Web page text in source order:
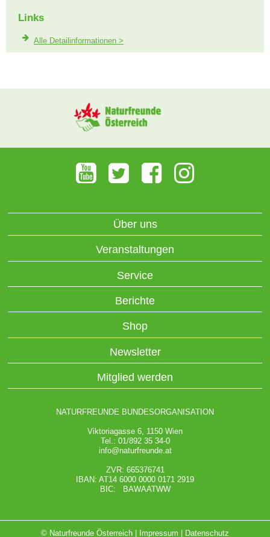
Links
Alle Detailinformationen >
Über uns
Veranstaltungen
Service
Berichte
Shop
Newsletter
Mitglied werden
NATURFREUNDE BUNDESORGANISATION
Viktoriagasse 6, 1150 Wien
Tel.: 01/892 35 34-0
info@naturfreunde.at
ZVR: 665376741
IBAN: AT14 6000 0000 0171 2919
BIC: BAWAATWW
© Naturfreunde Österreich | Impressum Datenschutz